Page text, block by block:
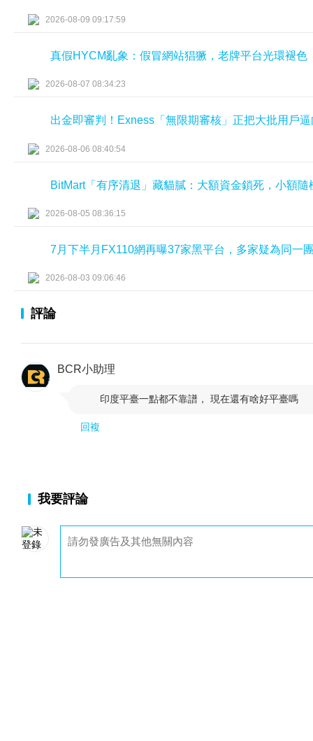
2026-08-09 09:17:59
真假HYCM亂象：假冒網站猖獗，老牌平台光環褪色
2026-08-07 08:34:23
出金即審判！Exness「無限期審核」正把大批用戶
2026-08-06 08:40:54
BitMart「有序清退」藏貓膩：大額資金鎖死，小額隨
2026-08-05 08:36:15
7月下半月FX110網再曝37家黑平台，多家疑為同一
2026-08-03 09:06:46
評論
BCR小助理
印度平臺一點都不靠譜， 現在還有啥好平臺嗎
回複
我要評論